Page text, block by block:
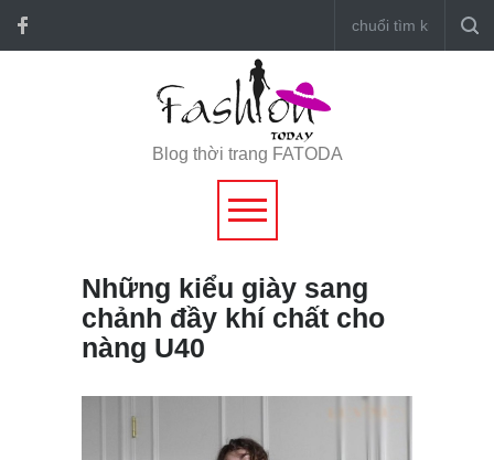
Blog thời trang FATODA
Những kiểu giày sang
chảnh đầy khí chất cho
nàng U40